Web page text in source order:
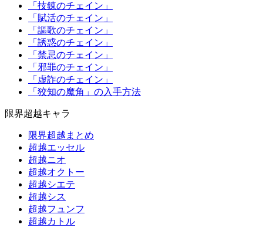
「技錬のチェイン」
「賦活のチェイン」
「謳歌のチェイン」
「誘惑のチェイン」
「禁忌のチェイン」
「邪罪のチェイン」
「虚詐のチェイン」
「狡知の魔角」の入手方法
限界超越キャラ
限界超越まとめ
超越エッセル
超越ニオ
超越オクトー
超越シエテ
超越シス
超越フュンフ
超越カトル